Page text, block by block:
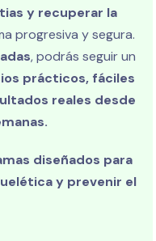
y recuperar la
progresiva y segura.
, podrás seguir un
prácticos, fáciles
reales desde
diseñados para
y prevenir el